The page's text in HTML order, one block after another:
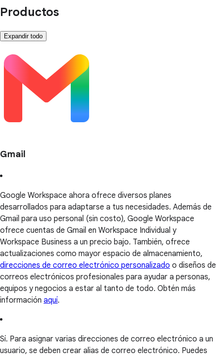
Productos
Expandir todo
Gmail
Google Workspace ahora ofrece diversos planes
desarrollados para adaptarse a tus necesidades. Además de
Gmail para uso personal (sin costo), Google Workspace
ofrece cuentas de Gmail en Workspace Individual y
Workspace Business a un precio bajo. También, ofrece
actualizaciones como mayor espacio de almacenamiento,
direcciones de correo electrónico personalizado o diseños de
correos electrónicos profesionales para ayudar a personas,
equipos y negocios a estar al tanto de todo. Obtén más
información aquí.
Sí. Para asignar varias direcciones de correo electrónico a un
usuario, se deben crear alias de correo electrónico. Puedes